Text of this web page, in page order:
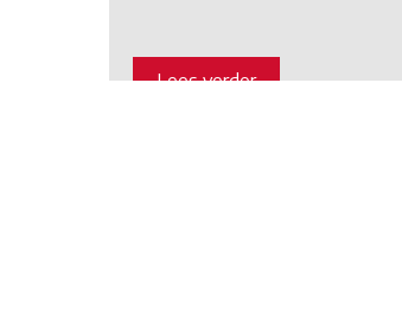
Lees verder